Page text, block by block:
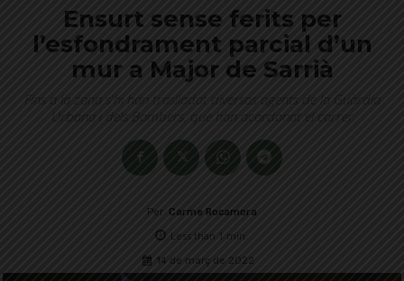
Ensurt sense ferits per
l’esfondrament parcial d’un
mur a Major de Sarrià
Fins a la zona s'hi han traslladat diversos agents de la Guàrdia
Urbana i dels Bombers, que han acordonat el carrer
Per Carme Rocamora
Less than 1 min.
14 de març de 2022